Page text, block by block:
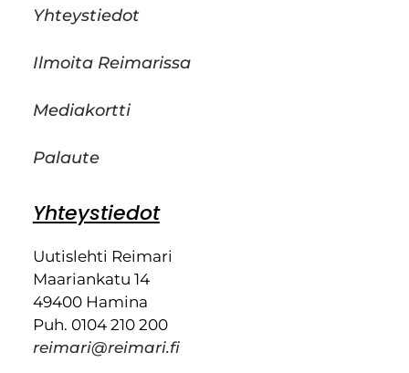
Yhteystiedot
Ilmoita Reimarissa
Mediakortti
Palaute
Yhteystiedot
Uutislehti Reimari
Maariankatu 14
49400 Hamina
Puh. 0104 210 200
reimari@reimari.fi